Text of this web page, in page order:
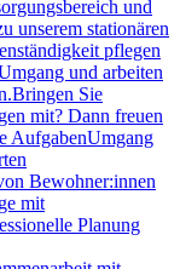
und
unserem stationären
pflegen
und arbeiten
Sie
mit? Dann freuen
AufgabenUmgang
Bewohner:innen
mit
Planung